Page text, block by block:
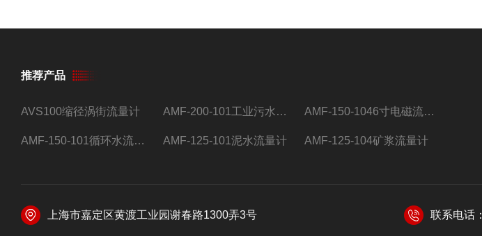
推荐产品
AVS100缩径涡街流量计 AMF-200-101工业污水流量计 AMF-150-1046寸电磁流量计
AMF-150-101循环水流量计,电磁流量计 AMF-125-101泥水流量计 AMF-125-104矿浆流量计
上海市嘉定区黄渡工业园谢春路1300弄3号 联系电话：